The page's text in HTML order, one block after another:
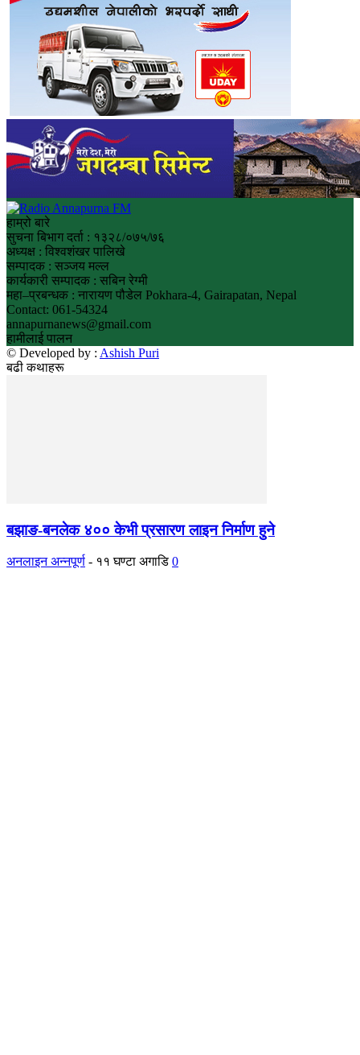
हाम्रो बारे
सुचना बिभाग दर्ता : १३२८/०७५/७६
अध्यक्ष : विश्वशंखर पालिखे
सम्पादक : सञ्जय मल्ल
कार्यकारी सम्पादक : सबिन रेग्मी
महा–प्रबन्धक : नारायण पौडेल Pokhara-4, Gairapatan, Nepal
Contact: 061-54324
annapurnanews@gmail.com
हामीलाई पालन
© Developed by : Ashish Puri
बढी कथाहरू
बझाङ-बनलेक ४०० केभी प्रसारण लाइन निर्माण हुने
अनलाइन अन्नपूर्ण - ११ घण्टा अगाडि 0